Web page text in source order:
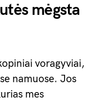
mėgsta
voragyviai,
namuose. Jos
mes